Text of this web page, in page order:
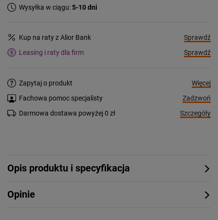
Wysyłka w ciągu:5-10 dni
Kup na raty z Alior Bank
Sprawdź
Leasing i raty dla firm
Sprawdź
Zapytaj o produkt
Więcej
Fachowa pomoc specjalisty
Zadzwoń
Darmowa dostawa powyżej 0 zł
Szczegóły
Opis produktu i specyfikacja
Opinie